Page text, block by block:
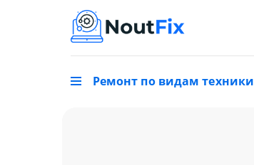
Ремонт по видам техники